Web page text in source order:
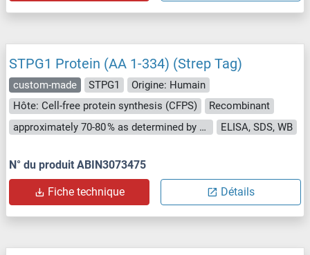
STPG1 Protein (AA 1-334) (Strep Tag)
custom-made STPG1
Origine: Humain
Hôte: Cell-free protein synthesis (CFPS)
Recombinant
approximately 70-80 % as determined by SDS PAGE, Western Blot and analytical SEC (HPLC).
ELISA, SDS, WB
N° du produit ABIN3073475
Fiche technique Détails